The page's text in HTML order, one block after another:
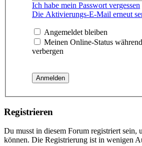
Ich habe mein Passwort vergessen
Die Aktivierungs-E-Mail erneut
Angemeldet bleiben
Meinen Online-Status
verbergen
Registrieren
Du musst in diesem Forum registriert sein,
können. Die Registrierung ist in wenigen